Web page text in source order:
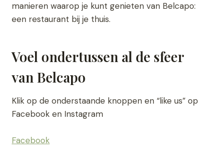
manieren waarop je kunt genieten van Belcapo:
een restaurant bij je thuis.
Voel ondertussen al de sfeer
van Belcapo
Klik op de onderstaande knoppen en “like us” op
Facebook en Instagram
Facebook